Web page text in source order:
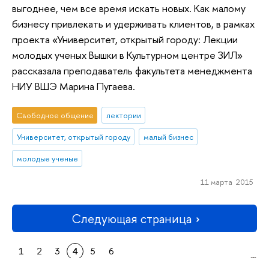
выгоднее, чем все время искать новых. Как малому
бизнесу привлекать и удерживать клиентов, в рамках
проекта «Университет, открытый городу: Лекции
молодых ученых Вышки в Культурном центре ЗИЛ»
рассказала преподаватель факультета менеджмента
НИУ ВШЭ Марина Пугаева.
Свободное общение
лектории
Университет, открытый городу
малый бизнес
молодые ученые
11 марта 2015
Следующая страница
1 2 3 4 5 6